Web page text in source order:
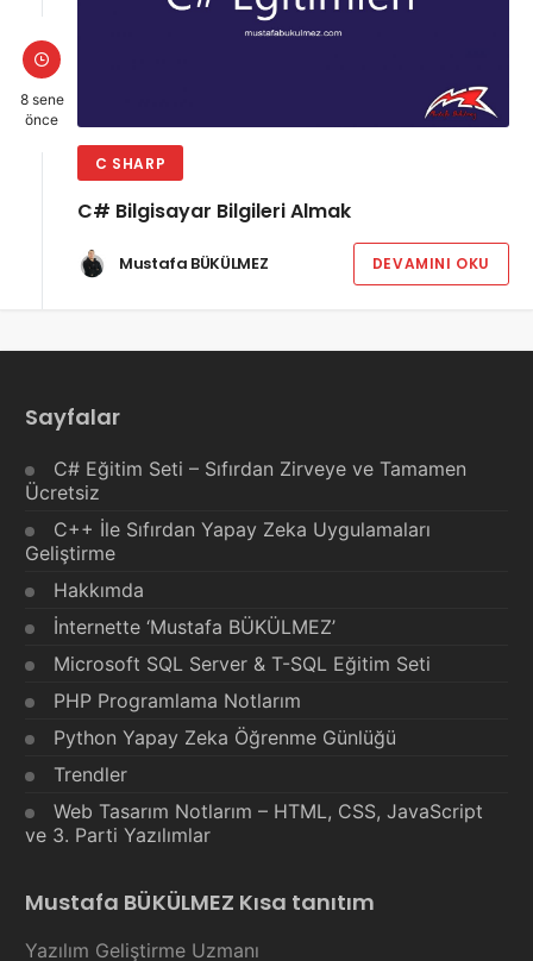
8 sene
önce
C SHARP
C# Bilgisayar Bilgileri Almak
Mustafa BÜKÜLMEZ DEVAMINI OKU
Sayfalar
C# Eğitim Seti – Sıfırdan Zirveye ve Tamamen
Ücretsiz
C++ İle Sıfırdan Yapay Zeka Uygulamaları
Geliştirme
Hakkımda
İnternette ‘Mustafa BÜKÜLMEZ’
Microsoft SQL Server & T-SQL Eğitim Seti
PHP Programlama Notlarım
Python Yapay Zeka Öğrenme Günlüğü
Trendler
Web Tasarım Notlarım – HTML, CSS, JavaScript
ve 3. Parti Yazılımlar
Mustafa BÜKÜLMEZ Kısa tanıtım
Yazılım Geliştirme Uzmanı